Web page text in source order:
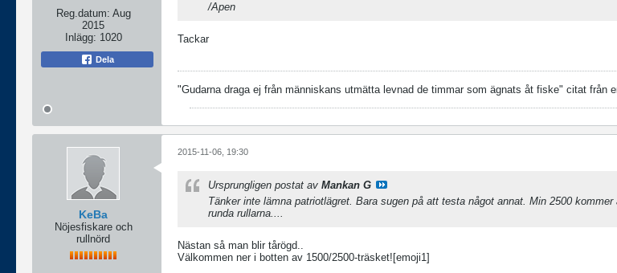
Reg.datum: Aug
2015
Inlägg: 1020
Dela
/Apen
Tackar
"Gudarna draga ej från människans utmätta levnad de timmar som ägnats åt fiske" citat från
KeBa
Nöjesfiskare och
rullnörd
2015-11-06, 19:30
Ursprungligen postat av Mankan G
Tänker inte lämna patriotlägret. Bara sugen på att testa något annat. Min 2500
runda rullarna....
Nästan så man blir tårögd..
Välkommen ner i botten av 1500/2500-träsket![emoji1]